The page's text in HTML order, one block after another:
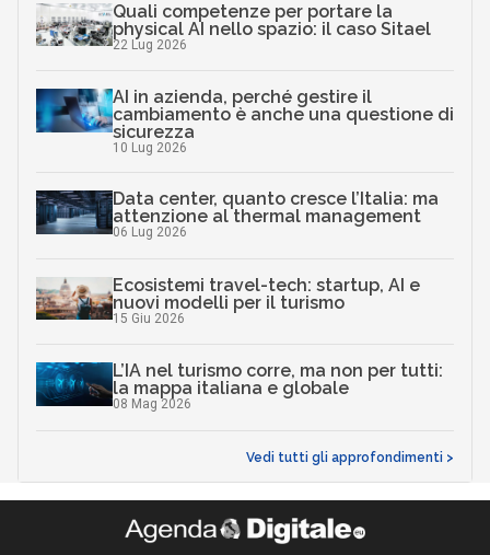
Quali competenze per portare la
physical AI nello spazio: il caso Sitael
22 Lug 2026
AI in azienda, perché gestire il
cambiamento è anche una questione di
sicurezza
10 Lug 2026
Data center, quanto cresce l’Italia: ma
attenzione al thermal management
06 Lug 2026
Ecosistemi travel-tech: startup, AI e
nuovi modelli per il turismo
15 Giu 2026
L’IA nel turismo corre, ma non per tutti:
la mappa italiana e globale
08 Mag 2026
Vedi tutti gli approfondimenti >